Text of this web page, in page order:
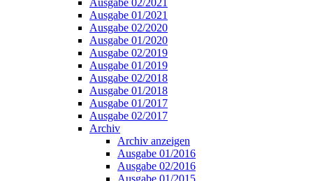
Ausgabe 02/2021
Ausgabe 01/2021
Ausgabe 02/2020
Ausgabe 01/2020
Ausgabe 02/2019
Ausgabe 01/2019
Ausgabe 02/2018
Ausgabe 01/2018
Ausgabe 01/2017
Ausgabe 02/2017
Archiv
Archiv anzeigen
Ausgabe 01/2016
Ausgabe 02/2016